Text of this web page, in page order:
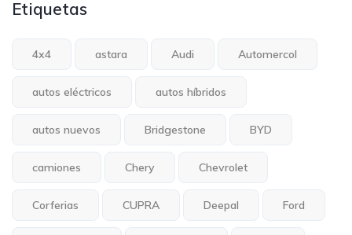
Etiquetas
4x4 astara Audi Automercol
autos eléctricos autos híbridos
autos nuevos Bridgestone BYD
camiones Chery Chevrolet
Corferias CUPRA Deepal Ford